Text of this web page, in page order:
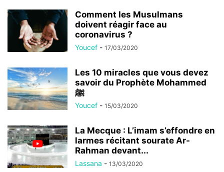
Comment les Musulmans
doivent réagir face au
coronavirus ?
Youcef - 17/03/2020
Les 10 miracles que vous devez
savoir du Prophète Mohammed
ﷺ
Youcef - 15/03/2020
La Mecque : L’imam s’effondre en
larmes récitant sourate Ar-
Rahman devant...
Lassana - 13/03/2020